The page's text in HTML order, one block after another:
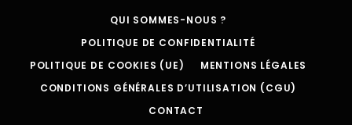
QUI SOMMES-NOUS ?
POLITIQUE DE CONFIDENTIALITÉ
POLITIQUE DE COOKIES (UE)
MENTIONS LÉGALES
CONDITIONS GÉNÉRALES D’UTILISATION (CGU)
CONTACT